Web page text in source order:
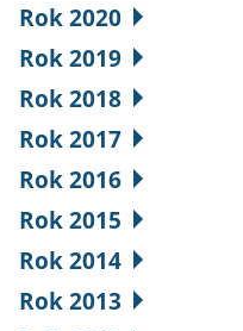
Rok 2020
Rok 2019
Rok 2018
Rok 2017
Rok 2016
Rok 2015
Rok 2014
Rok 2013